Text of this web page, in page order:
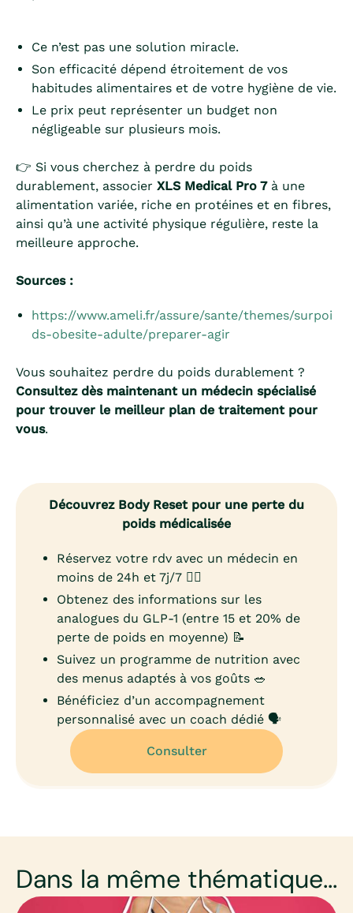
Ce n’est pas une solution miracle.
Son efficacité dépend étroitement de vos
habitudes alimentaires et de votre hygiène de vie.
Le prix peut représenter un budget non
négligeable sur plusieurs mois.
👉 Si vous cherchez à perdre du poids
durablement, associer XLS Medical Pro 7à une
alimentation variée, riche en protéines et en fibres,
ainsi qu’à une activité physique régulière, reste la
meilleure approche.
Sources :
https://www.ameli.fr/assure/sante/themes/surpoi
ds-obesite-adulte/preparer-agir
Vous souhaitez perdre du poids durablement ?
Consultez dès maintenant un médecin spécialisé
pour trouver le meilleur plan de traitement pour
vous.
Découvrez Body Reset pour une perte du
poids médicalisée
Réservez votre rdv avec un médecin en
moins de 24h et 7j/7 👨‍⚕️
Obtenez des informations sur les
analogues du GLP-1 (entre 15 et 20% de
perte de poids en moyenne) 📝
Suivez un programme de nutrition avec
des menus adaptés à vos goûts 🥗
Bénéficiez d’un accompagnement
personnalisé avec un coach dédié 🗣️
Consulter
Dans la même thématique...